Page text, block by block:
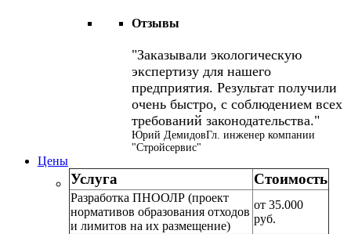
Отзывы
Заказывали экологическую
экспертизу для нашего
предприятия. Результат получили
очень быстро, с соблюдением всех
требований законодательства.
Юрий ДемидовГл. инженер компании
"Стройсервис"
Цены
Услуга Стоимость
Разработка ПНООЛР (проект
нормативов образования отходов
и лимитов на их размещение)
от 35.000
руб.